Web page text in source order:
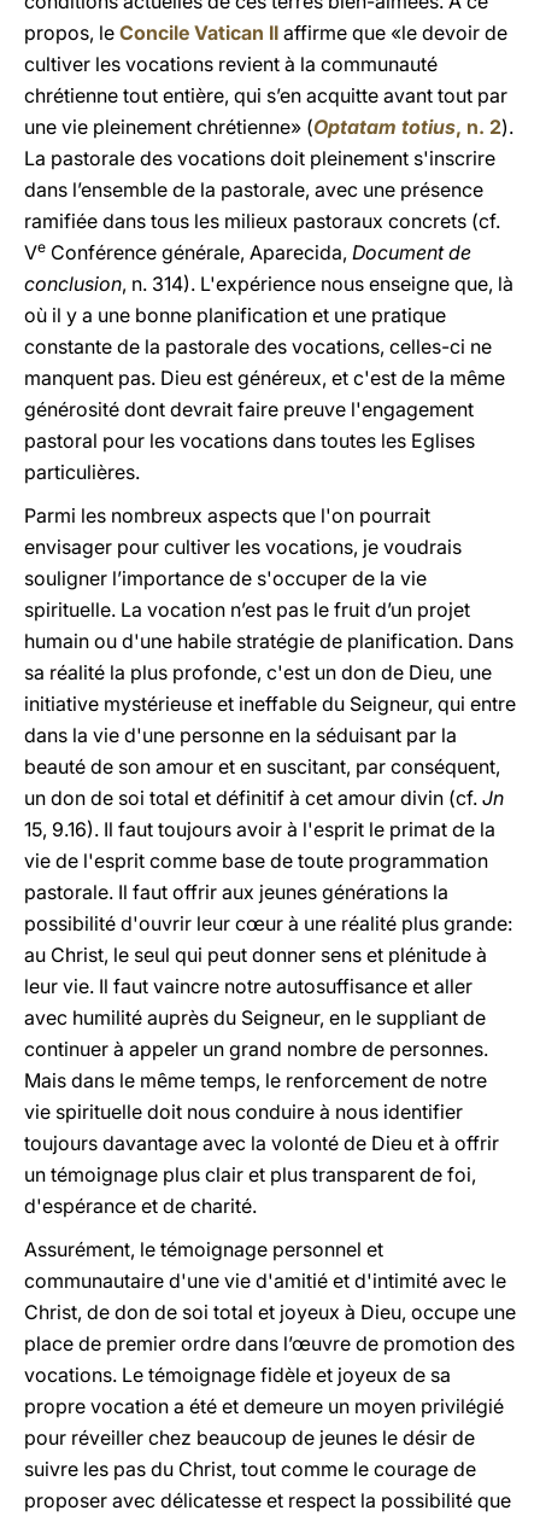
propos, le Concile Vatican II affirme que «le devoir de
cultiver les vocations revient à la communauté
chrétienne tout entière, qui s’en acquitte avant tout par
une vie pleinement chrétienne» (Optatam totius, n. 2).
La pastorale des vocations doit pleinement s'inscrire
dans l’ensemble de la pastorale, avec une présence
ramifiée dans tous les milieux pastoraux concrets (cf.
Ve Conférence générale, Aparecida, Document de
conclusion, n. 314). L'expérience nous enseigne que, là
où il y a une bonne planification et une pratique
constante de la pastorale des vocations, celles-ci ne
manquent pas. Dieu est généreux, et c'est de la même
générosité dont devrait faire preuve l'engagement
pastoral pour les vocations dans toutes les Eglises
particulières.
Parmi les nombreux aspects que l'on pourrait
envisager pour cultiver les vocations, je voudrais
souligner l’importance de s'occuper de la vie
spirituelle. La vocation n’est pas le fruit d’un projet
humain ou d'une habile stratégie de planification. Dans
sa réalité la plus profonde, c'est un don de Dieu, une
initiative mystérieuse et ineffable du Seigneur, qui entre
dans la vie d'une personne en la séduisant par la
beauté de son amour et en suscitant, par conséquent,
un don de soi total et définitif à cet amour divin (cf. Jn
15, 9.16). Il faut toujours avoir à l'esprit le primat de la
vie de l'esprit comme base de toute programmation
pastorale. Il faut offrir aux jeunes générations la
possibilité d'ouvrir leur cœur à une réalité plus grande:
au Christ, le seul qui peut donner sens et plénitude à
leur vie. Il faut vaincre notre autosuffisance et aller
avec humilité auprès du Seigneur, en le suppliant de
continuer à appeler un grand nombre de personnes.
Mais dans le même temps, le renforcement de notre
vie spirituelle doit nous conduire à nous identifier
toujours davantage avec la volonté de Dieu et à offrir
un témoignage plus clair et plus transparent de foi,
d'espérance et de charité.
Assurément, le témoignage personnel et
communautaire d'une vie d'amitié et d'intimité avec le
Christ, de don de soi total et joyeux à Dieu, occupe une
place de premier ordre dans l’œuvre de promotion des
vocations. Le témoignage fidèle et joyeux de sa
propre vocation a été et demeure un moyen privilégié
pour réveiller chez beaucoup de jeunes le désir de
suivre les pas du Christ, tout comme le courage de
proposer avec délicatesse et respect la possibilité que